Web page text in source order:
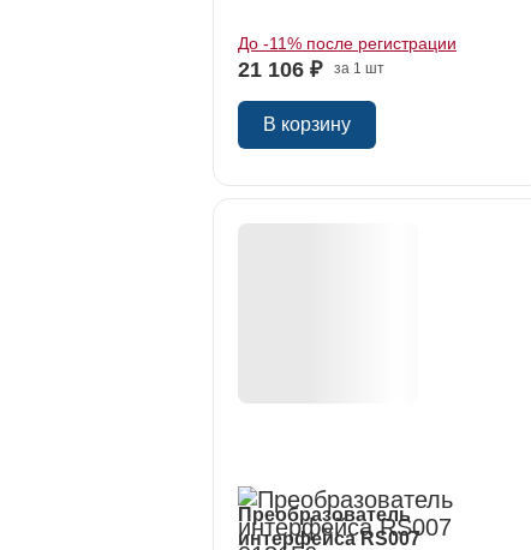
До -11% после регистрации
21 106 ₽ за 1 шт
В корзину
Преобразователь
интерфейса RS007